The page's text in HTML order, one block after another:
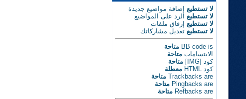
لا تستطيعإضافة مواضيع جديدة
لا تستطيعالرد على المواضيع
لا تستطيعإرفاق ملفات
لا تستطيعتعديل مشاركاتك
BB code is
متاحة
الابتسامات متاحة
كود [IMG]
متاحة
كود HTML
معطلة
Trackbacks are
متاحة
Pingbacks are
متاحة
Refbacks are متاحة